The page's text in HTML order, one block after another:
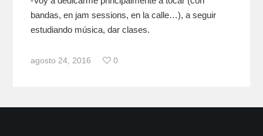
bandas, en jam sessions, en la calle…), a seguir
estudiando música, dar clases.
agosto 24, 2016 0